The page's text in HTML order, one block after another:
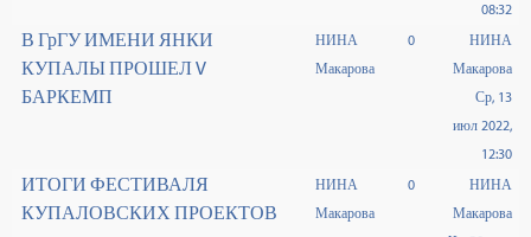
08:32
В ГрГУ ИМЕНИ ЯНКИ
КУПАЛЫ ПРОШЕЛ V
БАРКЕМП
НИНА
Макарова
0
НИНА
Макарова
Ср, 13
июл 2022,
12:30
ИТОГИ ФЕСТИВАЛЯ
КУПАЛОВСКИХ ПРОЕКТОВ
НИНА
Макарова
0
НИНА
Макарова